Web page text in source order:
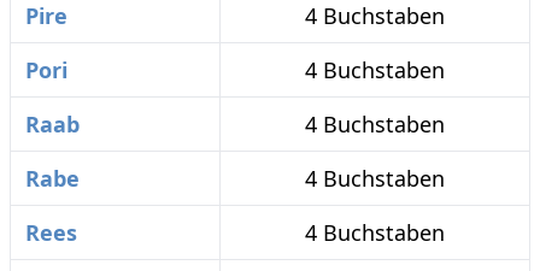
Pire
4 Buchstaben
Pori
4 Buchstaben
Raab
4 Buchstaben
Rabe
4 Buchstaben
Rees
4 Buchstaben